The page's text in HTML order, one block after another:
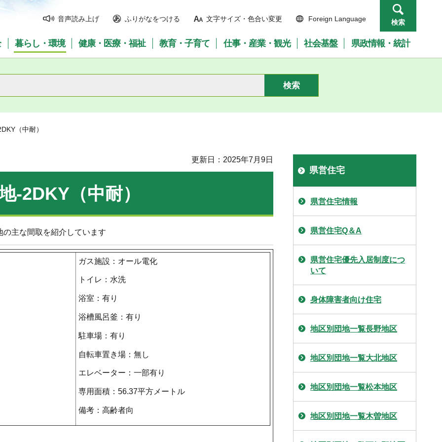
音声読み上げ ふりがなをつける 文字サイズ・色合い変更 Foreign Language 検索
暮らし・環境 健康・医療・福祉 教育・子育て 仕事・産業・観光 社会基盤 県政情報・統計
（中耐）
更新日：2025年7月9日
-2DKY（中耐）
の主な間取を紹介しています
ガス施設：オール電化
トイレ：水洗
浴室：有り
浴槽風呂釜：有り
駐車場：有り
自転車置き場：無し
エレベーター：一部有り
専用面積：56.37平方メートル
備考：高齢者向
県営住宅
県営住宅情報
県営住宅Q＆A
県営住宅優先入居制度につ
いて
身体障害者向け住宅
地区別団地一覧長野地区
地区別団地一覧大北地区
地区別団地一覧松本地区
地区別団地一覧木曽地区